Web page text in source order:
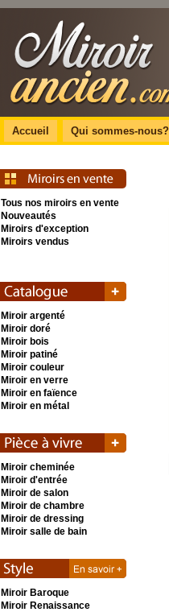
Accueil Qui sommes-nous?
Tous nos miroirs en vente
Nouveautés
Miroirs d'exception
Miroirs vendus
Miroir argenté
Miroir doré
Miroir bois
Miroir patiné
Miroir couleur
Miroir en verre
Miroir en faïence
Miroir en métal
Miroir cheminée
Miroir d'entrée
Miroir de salon
Miroir de chambre
Miroir de dressing
Miroir salle de bain
Miroir Baroque
Miroir Renaissance